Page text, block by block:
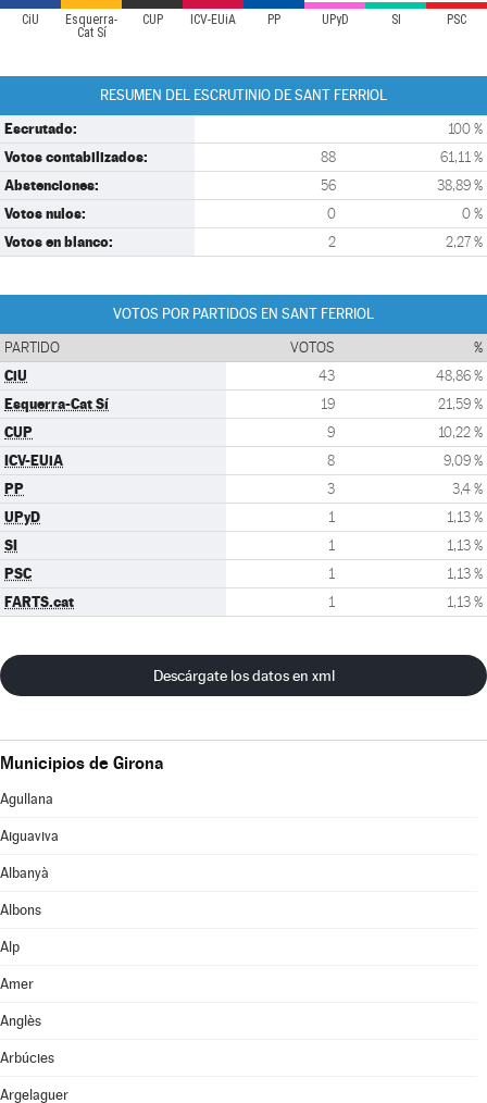
CiU
Esquerra-
Cat Sí
CUP ICV-EUiA PP UPyD SI PSC
RESUMEN DEL ESCRUTINIO DE SANT FERRIOL
Escrutado: 100 %
Votos contabilizados: 88 61,11 %
Abstenciones: 56 38,89 %
Votos nulos: 0 0 %
Votos en blanco: 2 2,27 %
VOTOS POR PARTIDOS EN SANT FERRIOL
PARTIDO VOTOS %
CiU 43 48,86 %
Esquerra-Cat Sí 19 21,59 %
CUP 9 10,22 %
ICV-EUiA 8 9,09 %
PP 3 3,4 %
UPyD 1 1,13 %
SI 1 1,13 %
PSC 1 1,13 %
FARTS.cat 1 1,13 %
Descárgate los datos en xml
Municipios de Girona
Agullana
Aiguaviva
Albanyà
Albons
Alp
Amer
Anglès
Arbúcies
Argelaguer